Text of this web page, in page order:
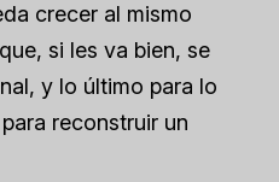
crecer al mismo
si les va bien, se
y lo último para lo
reconstruir un